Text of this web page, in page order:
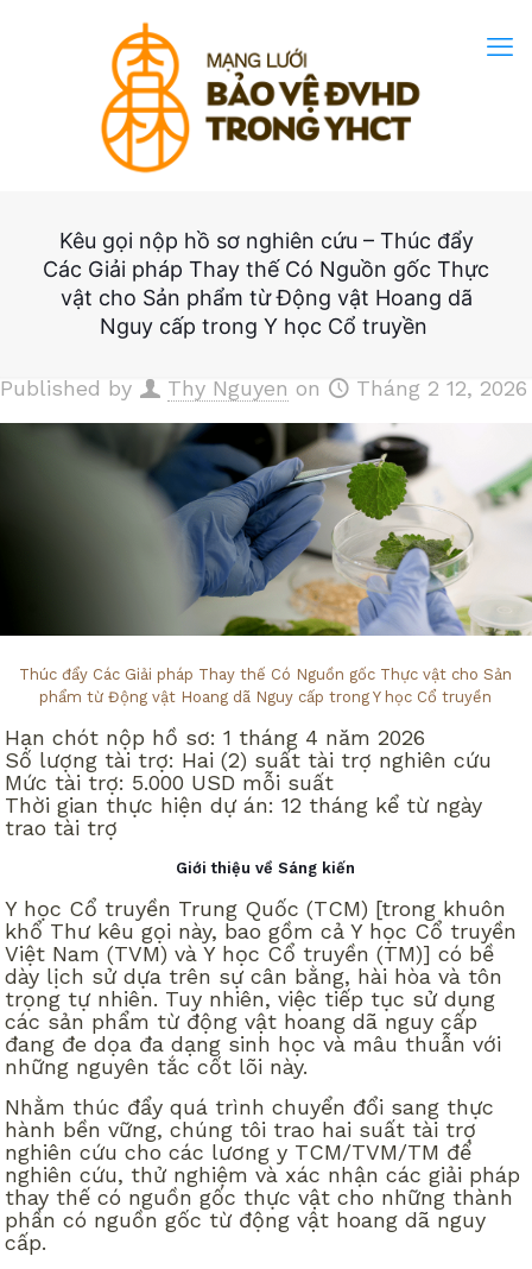
Kêu gọi nộp hồ sơ nghiên cứu – Thúc đẩy
Các Giải pháp Thay thế Có Nguồn gốc Thực
vật cho Sản phẩm từ Động vật Hoang dã
Nguy cấp trong Y học Cổ truyền
Published by Thy Nguyen on Tháng 2 12, 2026
Thúc đẩy Các Giải pháp Thay thế Có Nguồn gốc Thực vật cho Sản
phẩm từ Động vật Hoang dã Nguy cấp trong Y học Cổ truyền
Hạn chót nộp hồ sơ: 1 tháng 4 năm 2026
Số lượng tài trợ: Hai (2) suất tài trợ nghiên cứu
Mức tài trợ: 5.000 USD mỗi suất
Thời gian thực hiện dự án: 12 tháng kể từ ngày
trao tài trợ
Giới thiệu về Sáng kiến
Y học Cổ truyền Trung Quốc (TCM) [trong khuôn
khổ Thư kêu gọi này, bao gồm cả Y học Cổ truyền
Việt Nam (TVM) và Y học Cổ truyền (TM)] có bề
dày lịch sử dựa trên sự cân bằng, hài hòa và tôn
trọng tự nhiên. Tuy nhiên, việc tiếp tục sử dụng
các sản phẩm từ động vật hoang dã nguy cấp
đang đe dọa đa dạng sinh học và mâu thuẫn với
những nguyên tắc cốt lõi này.
Nhằm thúc đẩy quá trình chuyển đổi sang thực
hành bền vững, chúng tôi trao hai suất tài trợ
nghiên cứu cho các lương y TCM/TVM/TM để
nghiên cứu, thử nghiệm và xác nhận các giải pháp
thay thế có nguồn gốc thực vật cho những thành
phần có nguồn gốc từ động vật hoang dã nguy
cấp.